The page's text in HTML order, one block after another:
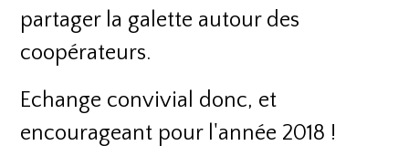
partager la galette autour des
coopérateurs.
Echange convivial donc, et
encourageant pour l'année 2018 !